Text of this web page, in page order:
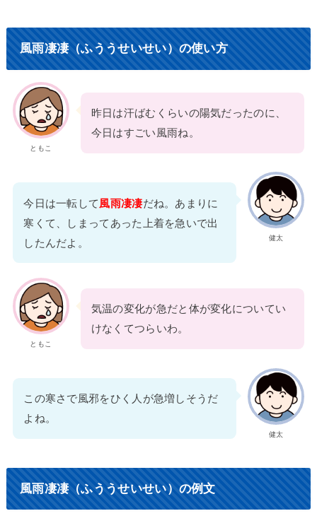
風雨凄凄（ふううせいせい）の使い方
ともこ
昨日は汗ばむくらいの陽気だったのに、
今日はすごい風雨ね。
健太
今日は一転して風雨凄凄だね。あまりに
寒くて、しまってあった上着を急いで出
したんだよ。
ともこ
気温の変化が急だと体が変化についてい
けなくてつらいわ。
健太
この寒さで風邪をひく人が急増しそうだ
よね。
風雨凄凄（ふううせいせい）の例文